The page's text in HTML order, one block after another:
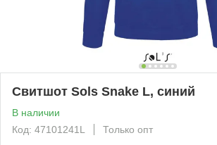
Свитшот Sols Snake L, синий
В наличии
Код: 47101241L
Только опт